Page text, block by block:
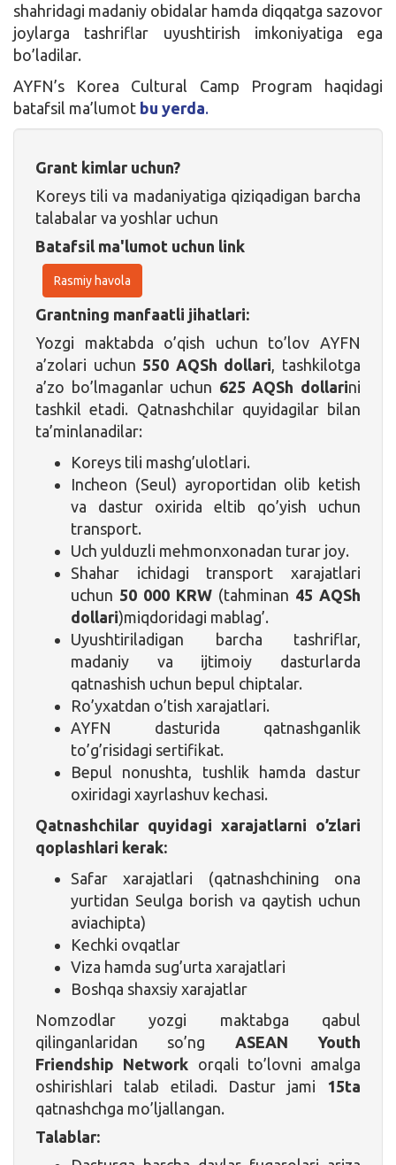
shahridagi madaniy obidalar hamda diqqatga sazovor
joylarga tashriflar uyushtirish imkoniyatiga ega
bo’ladilar.
AYFN’s Korea Cultural Camp Program haqidagi
batafsil ma’lumot bu yerda.
Grant kimlar uchun?
Koreys tili va madaniyatiga qiziqadigan barcha
talabalar va yoshlar uchun
Batafsil ma'lumot uchun link
Rasmiy havola
Grantning manfaatli jihatlari:
Yozgi maktabda o’qish uchun to’lov AYFN
a’zolari uchun 550 AQSh dollari , tashkilotga
a’zo bo’lmaganlar uchun 625 AQSh dollarini
tashkil etadi. Qatnashchilar quyidagilar bilan
ta’minlanadilar:
Koreys tili mashg’ulotlari.
Incheon (Seul) ayroportidan olib ketish
va dastur oxirida eltib qo’yish uchun
transport.
Uch yulduzli mehmonxonadan turar joy.
Shahar ichidagi transport xarajatlari
uchun 50 000 KRW (tahminan 45 AQSh
dollari)miqdoridagi mablag’.
Uyushtiriladigan barcha tashriflar,
madaniy va ijtimoiy dasturlarda
qatnashish uchun bepul chiptalar.
Ro’yxatdan o’tish xarajatlari.
AYFN dasturida qatnashganlik
to’g’risidagi sertifikat.
Bepul nonushta, tushlik hamda dastur
oxiridagi xayrlashuv kechasi.
Qatnashchilar quyidagi xarajatlarni o’zlari
qoplashlari kerak:
Safar xarajatlari (qatnashchining ona
yurtidan Seulga borish va qaytish uchun
aviachipta)
Kechki ovqatlar
Viza hamda sug’urta xarajatlari
Boshqa shaxsiy xarajatlar
Nomzodlar yozgi maktabga qabul
qilinganlaridan so’ng ASEAN Youth
Friendship Network orqali to’lovni amalga
oshirishlari talab etiladi. Dastur jami 15ta
qatnashchga mo’ljallangan.
Talablar: